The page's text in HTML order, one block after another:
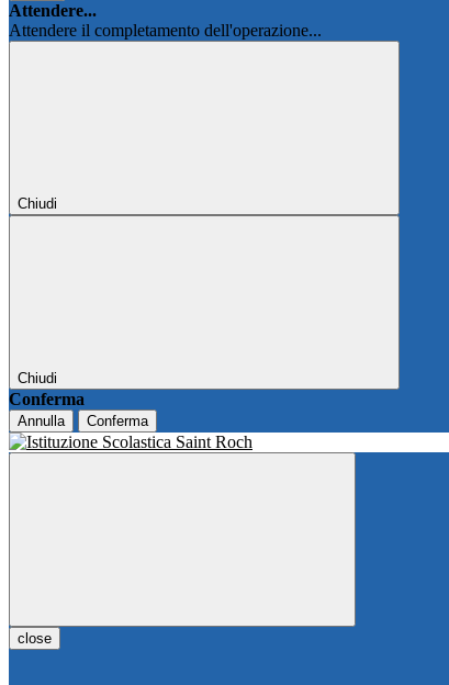
Attendere...
Attendere il completamento dell'operazione...
Chiudi
Chiudi
Conferma
Annulla Conferma
close